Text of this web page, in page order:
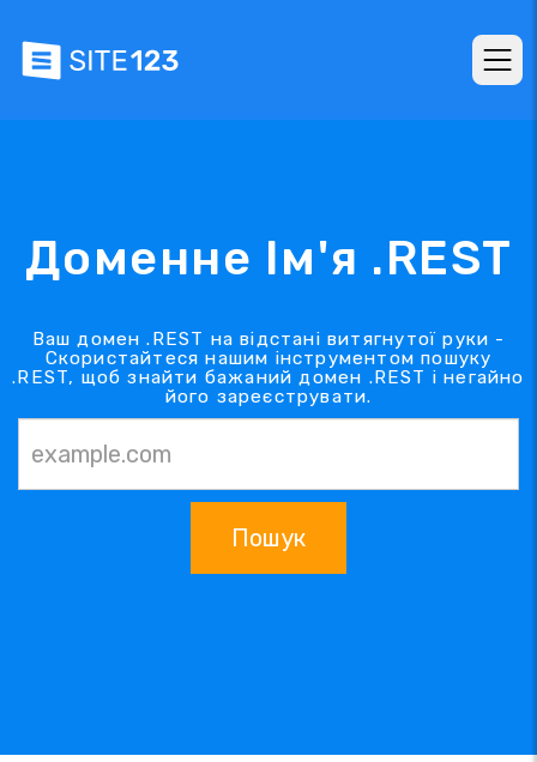
Доменне Ім'я .REST
Ваш домен .REST на відстані витягнутої руки -
Скористайтеся нашим інструментом пошуку
.REST, щоб знайти бажаний домен .REST і негайно
його зареєструвати.
Пошук